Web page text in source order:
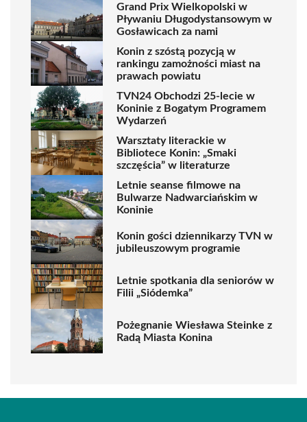
Grand Prix Wielkopolski w
Pływaniu Długodystansowym w
Gosławicach za nami
Konin z szóstą pozycją w
rankingu zamożności miast na
prawach powiatu
TVN24 Obchodzi 25-lecie w
Koninie z Bogatym Programem
Wydarzeń
Warsztaty literackie w
Bibliotece Konin: „Smaki
szczęścia” w literaturze
Letnie seanse filmowe na
Bulwarze Nadwarciańskim w
Koninie
Konin gości dziennikarzy TVN w
jubileuszowym programie
Letnie spotkania dla seniorów w
Filii „Siódemka”
Pożegnanie Wiesława Steinke z
Radą Miasta Konina